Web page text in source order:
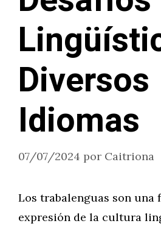
Diversos
Idiomas
07/07/2024 por Caitriona
Los trabalenguas son una
expresión de la cultura